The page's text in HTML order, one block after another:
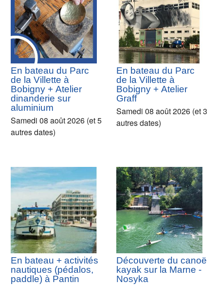
En bateau du Parc
de la Villette à
Bobigny + Atelier
dinanderie sur
aluminium
Samedi 08 août 2026 (et 5
autres dates)
En bateau du Parc
de la Villette à
Bobigny + Atelier
Graff
Samedi 08 août 2026 (et 3
autres dates)
En bateau + activités
nautiques (pédalos,
paddle) à Pantin
Découverte du canoë
kayak sur la Marne -
Nosyka